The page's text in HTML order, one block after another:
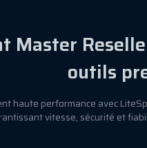
Master
outils
haute performance avec
vitesse, sécurité et